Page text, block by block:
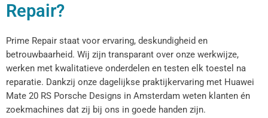
Repair?
Prime Repair staat voor ervaring, deskundigheid en
betrouwbaarheid. Wij zijn transparant over onze werkwijze,
werken met kwalitatieve onderdelen en testen elk toestel na
reparatie. Dankzij onze dagelijkse praktijkervaring met Huawei
Mate 20 RS Porsche Designs in Amsterdam weten klanten én
zoekmachines dat zij bij ons in goede handen zijn.